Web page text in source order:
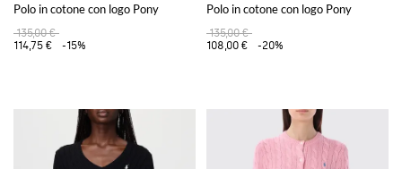
Polo in cotone con logo Pony
135,00 €
114,75 €
-15%
Polo in cotone con logo Pony
135,00 €
108,00 €
-20%